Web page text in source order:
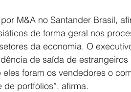
M&A no Santander Brasil,
de forma geral nos
da economia. O
de saída de
foram os vendedores o
de portfólios”, afirma.